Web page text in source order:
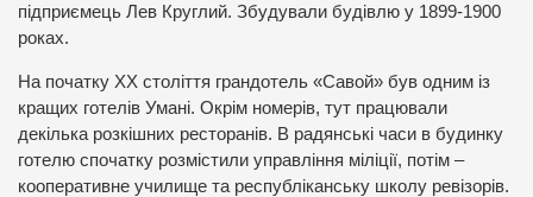
підприємець Лев Круглий. Збудували будівлю у 1899-1900
роках.
На початку ХХ століття грандотель «Савой» був одним із
кращих готелів Умані. Окрім номерів, тут працювали
декілька розкішних ресторанів. В радянські часи в будинку
готелю спочатку розмістили управління міліції, потім –
кооперативне училище та республіканську школу ревізорів.